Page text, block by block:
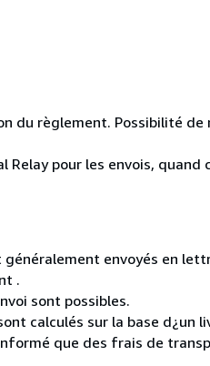
du règlement. Possibilité
Relay pour les envois, quand
généralement envoyés en
.
sont possibles.
calculés sur la base d¿un
que des frais de